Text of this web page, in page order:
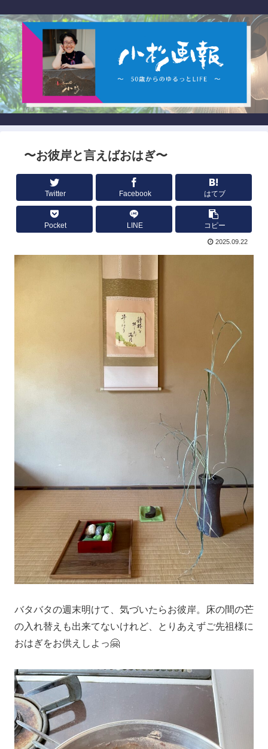
〜お彼岸と言えばおはぎ〜
Twitter Facebook はてブ
Pocket LINE コピー
2025.09.22
バタバタの週末明けて、気づいたらお彼岸。床の間の芒
の入れ替えも出来てないけれど、とりあえずご先祖様に
おはぎをお供えしよっ🤗